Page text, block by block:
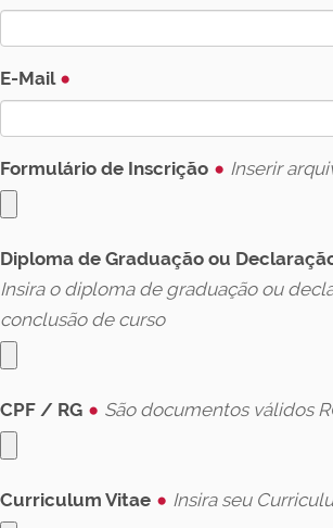
E-Mail
Formulário de Inscrição Inserir
Diploma de Graduação ou
Insira o diploma de graduação ou
conclusão de curso
CPF / RG São documentos válidos
Curriculum Vitae Insira seu